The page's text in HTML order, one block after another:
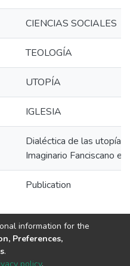
CIENCIAS SOCIALES
TEOLOGÍA
UTOPÍA
IGLESIA
Dialéctica de las
Imaginario Fanciscano
Publication
information for the
Preferences,
.